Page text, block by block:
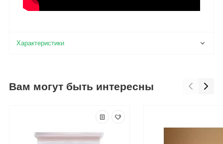
Вам могут быть интересны